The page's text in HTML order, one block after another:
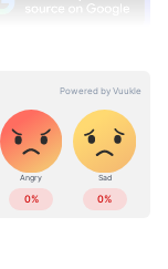
യവത്മൽ
മകൾ